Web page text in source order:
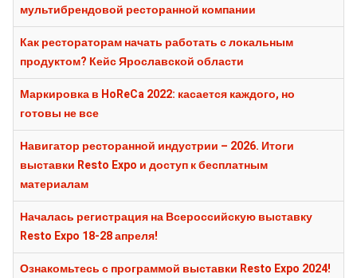
мультибрендовой ресторанной компании
Как рестораторам начать работать с локальным
продуктом? Кейс Ярославской области
Маркировка в HoReCa 2022: касается каждого, но
готовы не все
Навигатор ресторанной индустрии – 2026. Итоги
выставки Resto Expo и доступ к бесплатным
материалам
Началась регистрация на Всероссийскую выставку
Resto Expo 18-28 апреля!
Ознакомьтесь с программой выставки Resto Expo 2024!